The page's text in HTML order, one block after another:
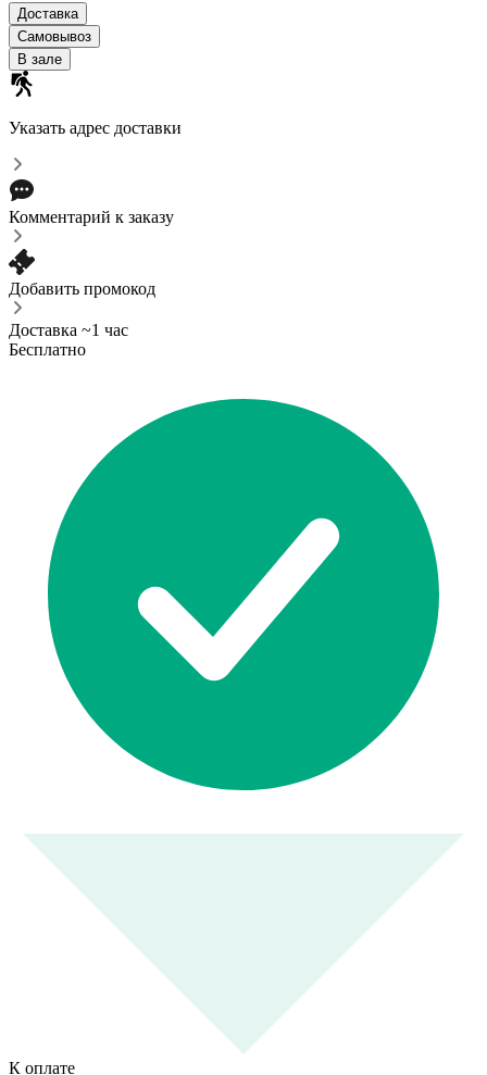
Доставка
Самовывоз
В зале
Указать адрес доставки
Комментарий к заказу
Добавить промокод
Доставка ~1 час
Бесплатно
К оплате